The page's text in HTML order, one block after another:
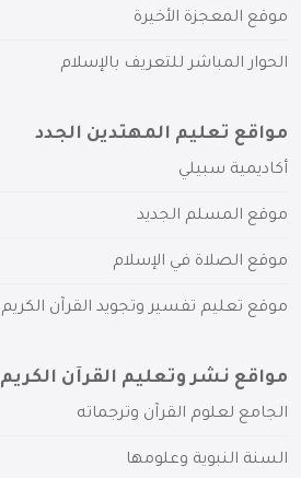
موقع المعجزة الأخيرة
الحوار المباشر للتعريف بالإسلام
مواقع تعليم المهتدين الجدد
أكاديمية سبيلي
موقع المسلم الجديد
موقع الصلاة في الإسلام
موقع تعليم تفسير وتجويد القرآن الكريم
مواقع نشر وتعليم القرآن الكريم
الجامع لعلوم القرآن وترجماته
السنة النبوية وعلومها